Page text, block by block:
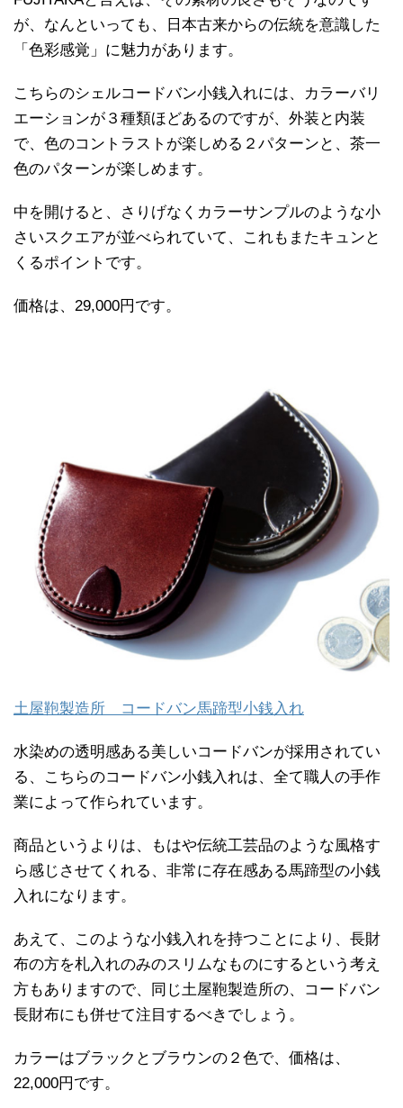
が、なんといっても、日本古来からの伝統を意識した
「色彩感覚」に魅力があります。
こちらのシェルコードバン小銭入れには、カラーバリ
エーションが３種類ほどあるのですが、外装と内装
で、色のコントラストが楽しめる２パターンと、茶一
色のパターンが楽しめます。
中を開けると、さりげなくカラーサンプルのような小
さいスクエアが並べられていて、これもまたキュンと
くるポイントです。
価格は、29,000円です。
土屋鞄製造所 コードバン馬蹄型小銭入れ
水染めの透明感ある美しいコードバンが採用されてい
る、こちらのコードバン小銭入れは、全て職人の手作
業によって作られています。
商品というよりは、もはや伝統工芸品のような風格す
ら感じさせてくれる、非常に存在感ある馬蹄型の小銭
入れになります。
あえて、このような小銭入れを持つことにより、長財
布の方を札入れのみのスリムなものにするという考え
方もありますので、同じ土屋鞄製造所の、コードバン
長財布にも併せて注目するべきでしょう。
カラーはブラックとブラウンの２色で、価格は、
22,000円です。